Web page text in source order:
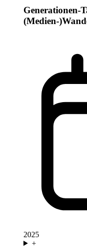
Generationen-
(Medien-
2025
+